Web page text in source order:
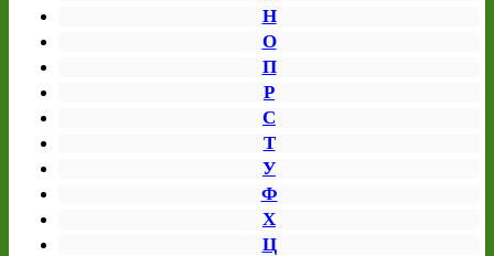
Н
О
П
Р
С
Т
У
Ф
Х
Ц